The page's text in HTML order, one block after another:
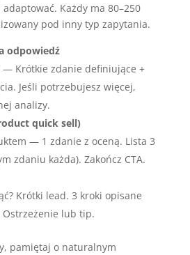
Każdy ma 80–250
pod inny typ zapytania.
odpowiedź
— Krótkie zdanie definiujące +
Jeśli potrzebujesz więcej,
analizy.
quick sell)
— 1 zdanie z oceną. Lista 3
zdaniu każda). Zakończ CTA.
Krótki lead. 3 kroki opisane
lub tip.
pamiętaj o naturalnym